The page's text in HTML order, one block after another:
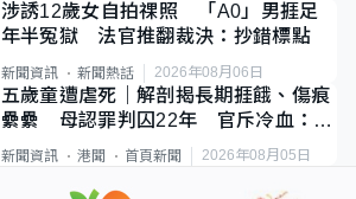
涉誘12歲女自拍祼照 「A0」男捱足
年半冤獄 法官推翻裁決：抄錯標點
新聞資訊 新聞熱話 2026年08月06日
五歲童遭虐死｜解剖揭長期捱餓、傷痕
纍纍 母認罪判囚22年 官斥冷血：同
類案最惡劣
新聞資訊 港聞 首頁新聞 2026年08月05日